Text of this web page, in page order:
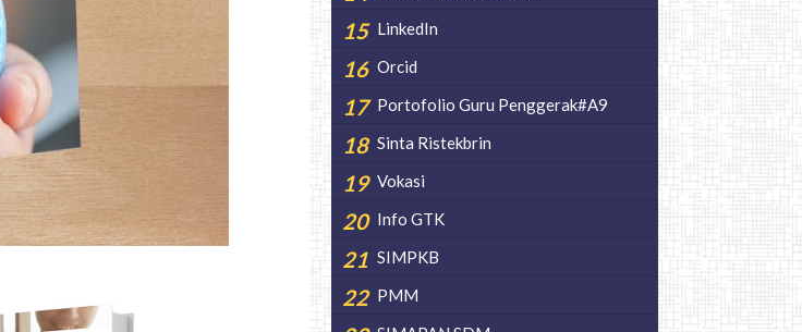
LinkedIn
Orcid
Portofolio Guru Penggerak#A9
Sinta Ristekbrin
Vokasi
Info GTK
SIMPKB
PMM